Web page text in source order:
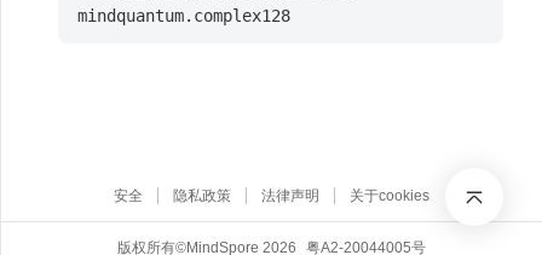
mindquantum.complex128
版权所有©MindSpore 2026 粤A2-20044005号
安全 隐私政策 法律声明 关于cookies